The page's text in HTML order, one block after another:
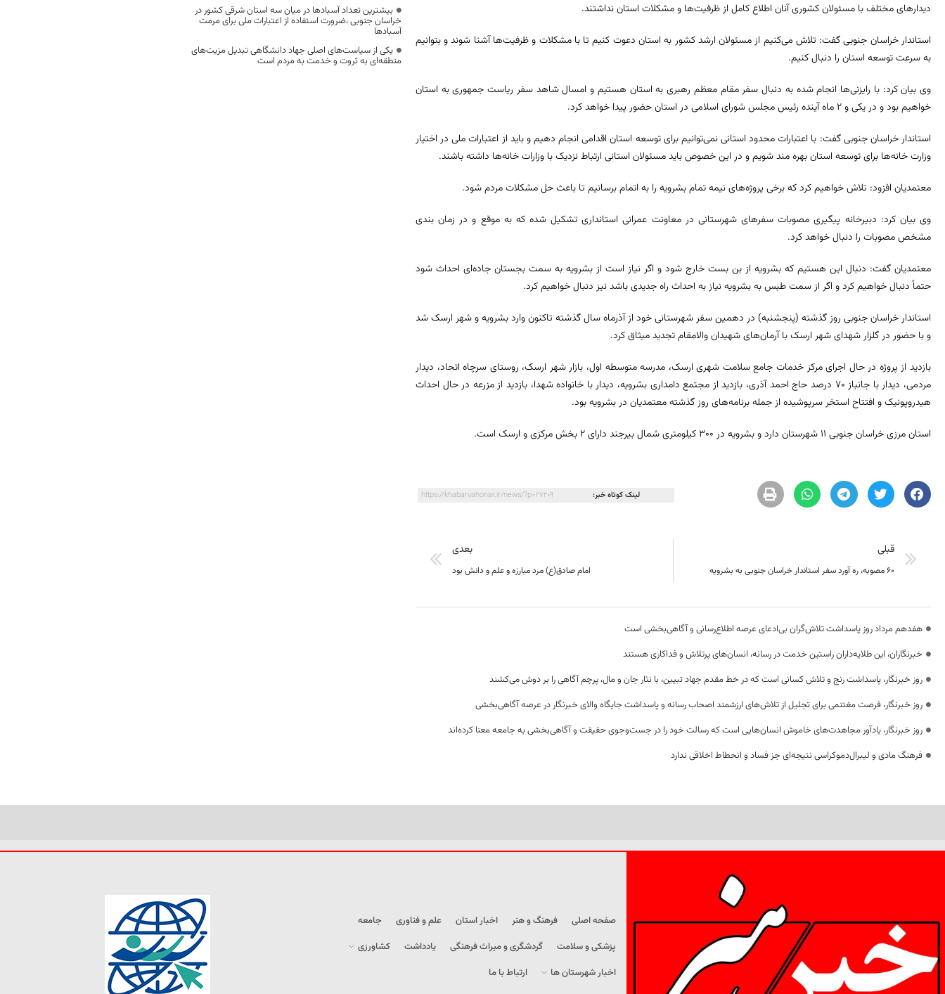
دیدارهای مختلف با مسئولان کشوری آنان اطلاع کامل از ظرفیت‌ها و مشکلات استان نداشتند.
استاندار خراسان جنوبی گفت: تلاش می‌کنیم از مسئولان ارشد کشور به استان دعوت کنیم تا با مشکلات و ظرفیت‌ها آشنا شوند و بتوانیم
به سرعت توسعه استان را دنبال کنیم.
وی بیان کرد: با رایزنی‌ها انجام شده به دنبال سفر مقام معظم رهبری به استان هستیم و امسال شاهد سفر ریاست جمهوری به استان
خواهیم بود و در یکی و ۲ ماه آینده رئیس مجلس شورای اسلامی در استان حضور پیدا خواهد کرد.
استاندار خراسان جنوبی گفت: با اعتبارات محدود استانی نمی‌توانیم برای توسعه استان اقدامی انجام دهیم و باید از اعتبارات ملی در اختیار
وزارت خانه‌ها برای توسعه استان بهره مند شویم و در این خصوص باید مسئولان استانی ارتباط نزدیک با وزارات خانه‌ها داشته باشند.
معتمدیان افزود: تلاش خواهیم کرد که برخی پروژه‌های نیمه تمام بشرویه را به اتمام برسانیم تا باعث حل مشکلات مردم شود.
وی بیان کرد: دبیرخانه پیگیری مصوبات سفرهای شهرستانی در معاونت عمرانی استانداری تشکیل شده که به موقع و در زمان بندی
مشخص مصوبات را دنبال خواهد کرد.
معتمدیان گفت: دنبال این هستیم که بشرویه از بن بست خارج شود و اگر نیاز است از بشرویه به سمت بجستان جاده‌ای احداث شود
حتماً دنبال خواهیم کرد و اگر از سمت طبس به بشرویه نیاز به احداث راه جدیدی باشد نیز دنبال خواهیم کرد.
استاندار خراسان جنوبی روز گذشته (پنجشنبه) در دهمین سفر شهرستانی خود از آذرماه سال گذشته تاکنون وارد بشرویه و شهر ارسک شد
و با حضور در گلزار شهدای شهر ارسک با آرمان‌های شهیدان والامقام تجدید میثاق کرد.
بازدید از پروژه در حال اجرای مرکز خدمات جامع سلامت شهری ارسک، مدرسه متوسطه اول، بازار شهر ارسک، روستای سرچاه اتحاد، دیدار
مردمی، دیدار با جانباز ۷۰ درصد حاج احمد آذری، بازدید از مجتمع دامداری بشرویه، دیدار با خانواده شهدا، بازدید از مزرعه در حال احداث
هیدروپونیک و افتتاح استخر سرپوشیده از جمله برنامه‌های روز گذشته معتمدیان در بشرویه بود.
استان مرزی خراسان جنوبی ۱۱ شهرستان دارد و بشرویه در ۳۰۰ کیلومتری شمال بیرجند دارای ۲ بخش مرکزی و ارسک است.
لینک کوتاه خبر: https://khabarvahonar.ir/news/?p=27209
قبلی
۶۰ مصوبه، ره آورد سفر استاندار خراسان جنوبی به بشرویه
بعدی
امام صادق(ع) مرد مبارزه و علم و دانش بود
هفدهم مرداد روز پاسداشت تلاش‌گران بی‌ادعای عرصه اطلاع‌رسانی و آگاهی‌بخشی است
خبرنگاران، این طلایه‌داران راستین خدمت در رسانه، انسان‌های پرتلاش و فداکاری هستند
روز خبرنگار، پاسداشت رنج و تلاش کسانی است که در خط مقدم جهاد تبیین، با نثار جان و مال، پرچم آگاهی را بر دوش می‌کشند
روز خبرنگار، فرصت مغتنمی برای تجلیل از تلاش‌های ارزشمند اصحاب رسانه و پاسداشت جایگاه والای خبرنگار در عرصه آگاهی‌بخشی
روز خبرنگار، یادآور مجاهدت‌های خاموش انسان‌هایی است که رسالت خود را در جست‌وجوی حقیقت و آگاهی‌بخشی به جامعه معنا کرده‌اند
فرهنگ مادی و لیبرال‌دموکراسی نتیجه‌ای جز فساد و انحطاط اخلاقی ندارد
بیشترین تعداد آسبادها در میان سه استان شرقی کشور در
خراسان جنوبی ،ضرورت استفاده از اعتبارات ملی برای مرمت
آسبادها
یکی از سیاست‌های اصلی جهاد دانشگاهی تبدیل مزیت‌های
منطقه‌ای به ثروت و خدمت به مردم است
صفحه اصلی فرهنگ و هنر اخبار استان علم و فناوری
جامعه
پزشکی و سلامت
گردشگری و میراث فرهنگی یادداشت
کشاورزی
اخبار شهرستان ها
ارتباط با ما